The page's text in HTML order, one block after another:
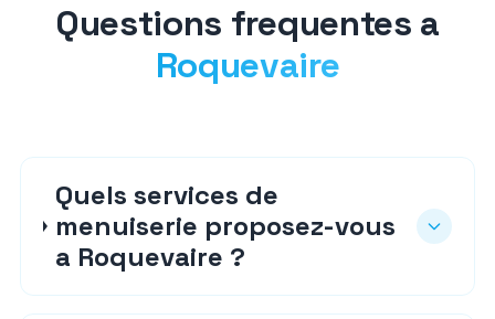
Questions frequentes a
Roquevaire
Quels services de
menuiserie proposez-vous
a Roquevaire ?